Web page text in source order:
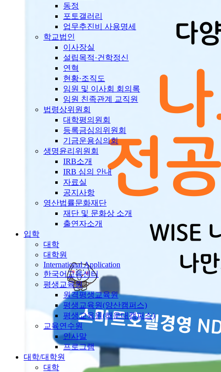
동정
포토갤러리
업무추진비 사용명세
학교법인
이사장실
설립목적·건학정신
연혁
현황·조직도
임원 및 이사회 회의록
임원 친족관계 교직원
법령상위원회
대학평의원회
등록금심의위원회
기금운용심의회
생명윤리위원회
IRB소개
IRB 심의 안내
자료실
공지사항
영산법률문화재단
재단 및 문화상 소개
출연자소개
입학
대학
대학원
International Application
한국어교육센터
평생교육원
원격평생교육원
평생교육원(양산캠퍼스)
평생교육원(해운대캠퍼스)
교육연수원
인사말
프로그램
대학/대학원
대학